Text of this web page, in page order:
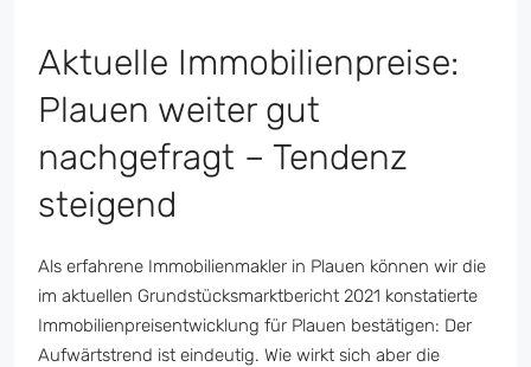
Aktuelle Immobilienpreise:
Plauen weiter gut
nachgefragt – Tendenz
steigend
Als erfahrene Immobilienmakler in Plauen können wir die
im aktuellen Grundstücksmarktbericht 2021 konstatierte
Immobilienpreisentwicklung für Plauen bestätigen: Der
Aufwärtstrend ist eindeutig. Wie wirkt sich aber die